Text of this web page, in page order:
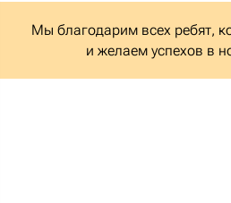
Мы благодарим всех ребят,
и желаем успехов в